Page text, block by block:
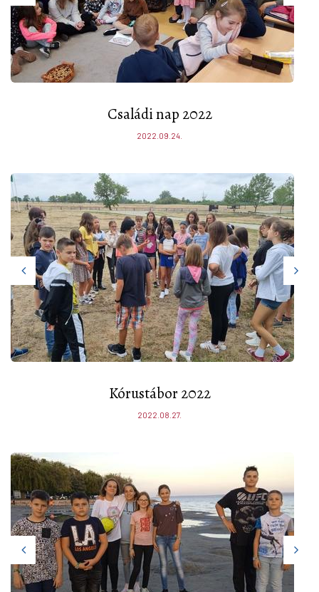
Családi nap 2022
2022.09.24.
Kórustábor 2022
2022.08.27.